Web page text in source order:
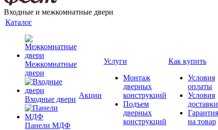
Входные и межкомнатные двери
Каталог
Межкомнатные
двери
Входные двери
Панели МДФ
Акции
Услуги
Монтаж
дверных
конструкций
Подъем
дверных
конструкций
Как купить
Условия
оплаты
Условия
доставки
Гарантия
на товар